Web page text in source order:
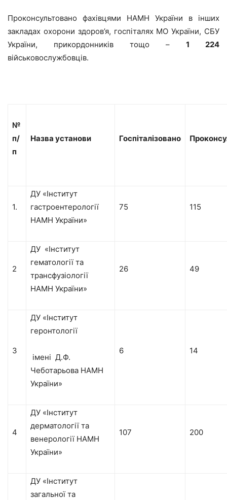
Проконсультовано фахівцями НАМН України в інших
закладах охорони здоров’я, госпіталях МО України, СБУ
України, прикордонників тощо – 1 224
військовослужбовців.
№
п/
п
Назва установи Госпіталізовано
1.
ДУ «Інститут
гастроентерології
НАМН України»
75 115
2
ДУ «Інститут
гематології та
трансфузіології
НАМН України»
26 49
3
ДУ «Інститут
геронтології
імені Д.Ф.
Чеботарьова НАМН
України»
6 14
4
ДУ «Інститут
дерматології та
венерології НАМН
України»
107 200
ДУ «Інститут
загальної та